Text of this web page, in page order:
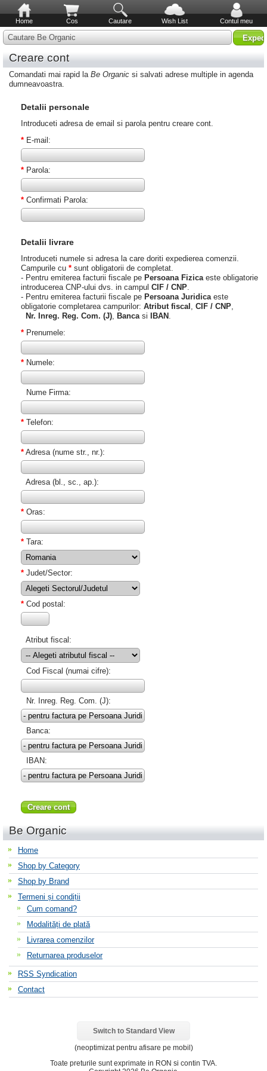
Home Cos Cautare Wish List Contul meu
Cautare Be Organic
Creare cont
Comandati mai rapid la Be Organic si salvati adrese multiple in agenda
dumneavoastra.
Detalii personale
Introduceti adresa de email si parola pentru creare cont.
* E-mail:
* Parola:
* Confirmati Parola:
Detalii livrare
Introduceti numele si adresa la care doriti expedierea comenzii.
Campurile cu * sunt obligatorii de completat.
- Pentru emiterea facturii fiscale pe Persoana Fizicaeste obligatorie
introducerea CNP-ului dvs. in campul CIF / CNP.
- Pentru emiterea facturii fiscale pe Persoana Juridicaeste
obligatorie completarea campurilor: Atribut fiscal , CIF / CNP,
Nr. Inreg. Reg. Com. (J), Bancasi IBAN .
* Prenumele:
* Numele:
Nume Firma:
* Telefon:
* Adresa (nume str., nr.):
Adresa (bl., sc., ap.):
* Oras:
* Tara:
* Judet/Sector:
* Cod postal:
Atribut fiscal:
Cod Fiscal (numai cifre):
Nr. Inreg. Reg. Com. (J):
Banca:
IBAN:
Be Organic
Home
Shop by Category
Shop by Brand
Termeni și condiții
Cum comand?
Modalități de plată
Livrarea comenzilor
Returnarea produselor
RSS Syndication
Contact
Switch to Standard View
(neoptimizat pentru afisare pe mobil)
Toate preturile sunt exprimate in RON si contin TVA.